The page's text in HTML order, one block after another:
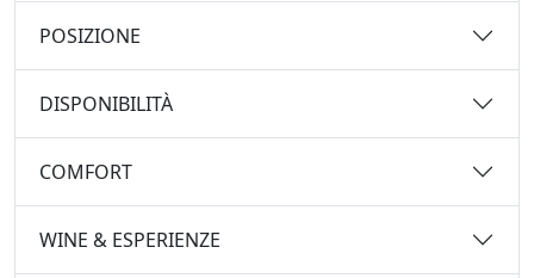
POSIZIONE
DISPONIBILITÀ
COMFORT
WINE & ESPERIENZE